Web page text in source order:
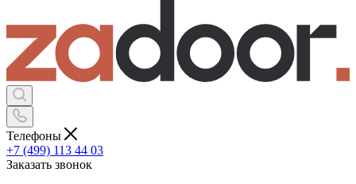
Телефоны
+7 (499) 113 44 03
Заказать звонок